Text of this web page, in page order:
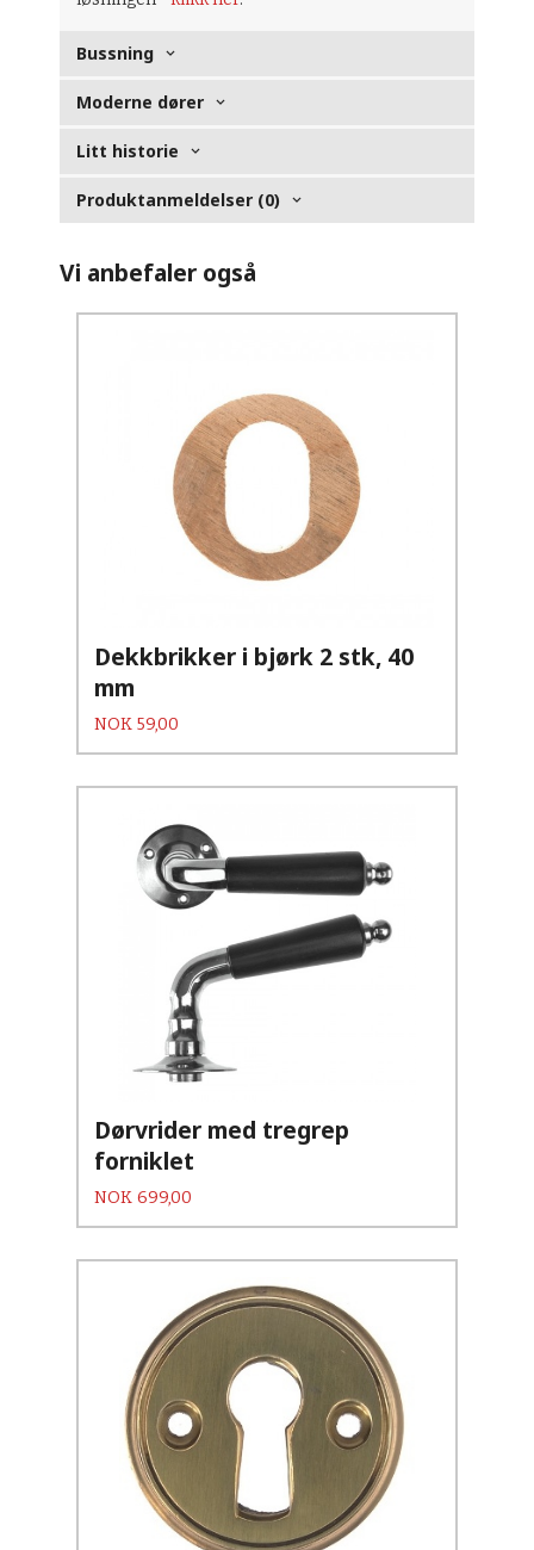
Bussning
Moderne dører
Litt historie
Produktanmeldelser (0)
Vi anbefaler også
Dekkbrikker i bjørk 2 stk, 40
mm
Pris
NOK 59,00
Dørvrider med tregrep
forniklet
Pris
NOK 699,00